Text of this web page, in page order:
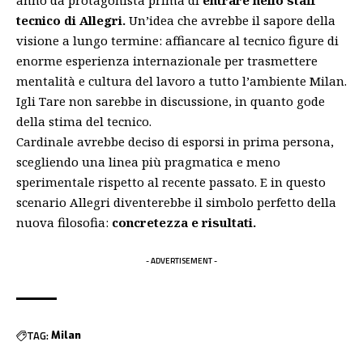
tecnico di Allegri. Un’idea che avrebbe il sapore della
visione a lungo termine: affiancare al tecnico figure di
enorme esperienza internazionale per trasmettere
mentalità e cultura del lavoro a tutto l’ambiente Milan.
Igli Tare non sarebbe in discussione, in quanto gode
della stima del tecnico.
Cardinale avrebbe deciso di esporsi in prima persona,
scegliendo una linea più pragmatica e meno
sperimentale rispetto al recente passato. E in questo
scenario Allegri diventerebbe il simbolo perfetto della
nuova filosofia: concretezza e risultati.
- ADVERTISEMENT -
TAG:Milan